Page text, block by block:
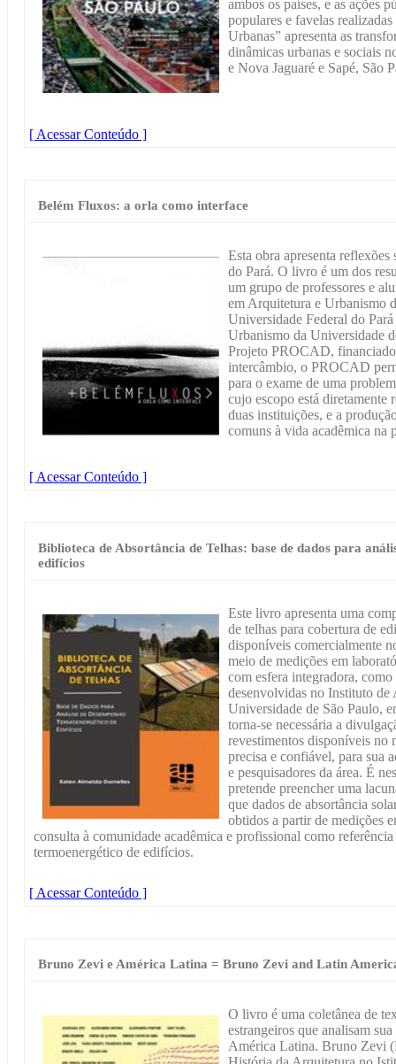
ambos os países, e as ações
populares e favelas
Urbanas” apresenta as
dinâmicas urbanas e sociais
e Nova Jaguaré e Sapé, São
[ Acessar Conteúdo ]
Belém Fluxos: a orla como interface
Esta obra apresenta
do Pará. O livro é um dos
um grupo de professores e
em Arquitetura e Urbanismo
Universidade Federal do
Urbanismo da Universidade
Projeto PROCAD,
intercâmbio, o PROCAD
para o exame de uma
cujo escopo está diretamente
duas instituições, e a
comuns à vida acadêmica na
[ Acessar Conteúdo ]
Biblioteca de Absortância de Telhas: base de dados para
edifícios
Este livro apresenta uma
de telhas para cobertura de
disponíveis comercialmente
meio de medições em
com esfera integradora,
desenvolvidas no Instituto
Universidade de São Paulo,
torna-se necessária a
revestimentos disponíveis no
precisa e confiável, para sua
e pesquisadores da área. É
pretende preencher uma
que dados de absortância
obtidos a partir de medições
consulta à comunidade acadêmica e profissional como
termoenergético de edifícios.
[ Acessar Conteúdo ]
Bruno Zevi e América Latina = Bruno Zevi and Latin
O livro é uma coletânea de
estrangeiros que analisam
América Latina. Bruno Zevi